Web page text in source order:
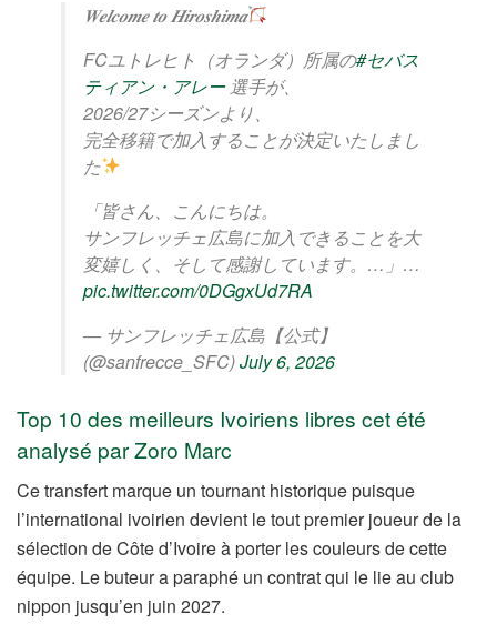
𝑾𝒆𝒍𝒄𝒐𝒎𝒆 𝒕𝒐 𝑯𝒊𝒓𝒐𝒔𝒉𝒊𝒎𝒂
FCユトレヒト（オランダ）所属の#セバス
ティアン・アレー選手が、
2026/27シーズンより、
完全移籍で加入することが決定いたしまし
た
「皆さん、こんにちは。
サンフレッチェ広島に加入できることを大
変嬉しく、そして感謝しています。…」…
pic.twitter.com/0DGgxUd7RA
— サンフレッチェ広島【公式】
(@sanfrecce_SFC)July 6, 2026
Top 10 des meilleurs Ivoiriens libres cet été
analysé par Zoro Marc
Ce transfert marque un tournant historique puisque
l’international ivoirien devient le tout premier joueur de la
sélection de Côte d’Ivoire à porter les couleurs de cette
équipe. Le buteur a paraphé un contrat qui le lie au club
nippon jusqu’en juin 2027.